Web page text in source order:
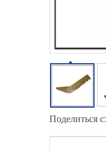
Поделиться с: